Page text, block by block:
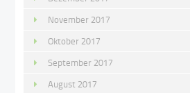
November 2017
Oktober 2017
September 2017
August 2017